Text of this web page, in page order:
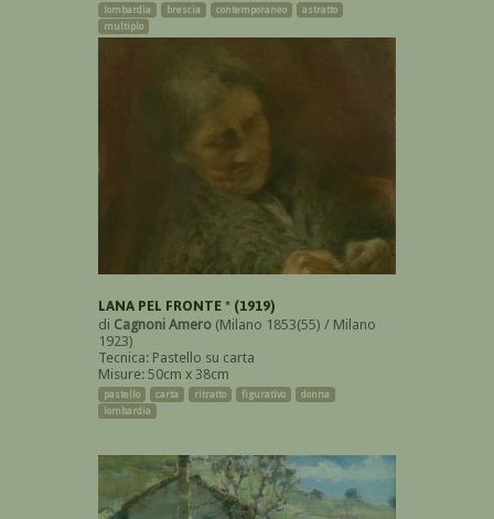
lombardia brescia contemporaneo
astratto
multiplo
LANA PEL FRONTE * (1919)
di Cagnoni Amero (Milano 1853(55) / Milano
1923)
Tecnica: Pastello su carta
Misure: 50cm x 38cm
pastello carta ritratto figurativo
donna
lombardia